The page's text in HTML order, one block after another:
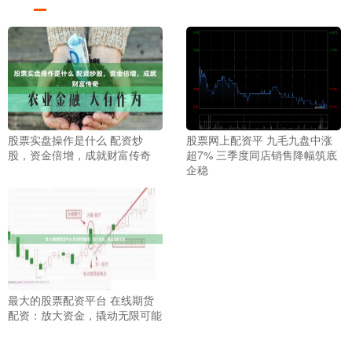
股票实盘操作是什么 配资炒
股，资金倍增，成就财富传奇
股票网上配资平 九毛九盘中涨
超7% 三季度同店销售降幅筑底
企稳
最大的股票配资平台 在线期货
配资：放大资金，撬动无限可能